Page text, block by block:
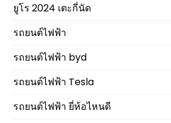
ยูโร 2024 เตะกี่นัด
รถยนต์ไฟฟ้า
รถยนต์ไฟฟ้า byd
รถยนต์ไฟฟ้า Tesla
รถยนต์ไฟฟ้า ยี่ห้อไหนดี